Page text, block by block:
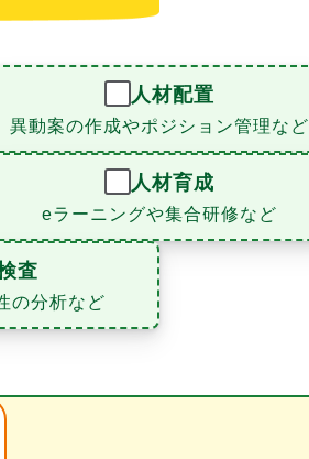
人材配置
異動案の作成やポジション管理など
人材育成
eラーニングや集合研修など
査
の分析など